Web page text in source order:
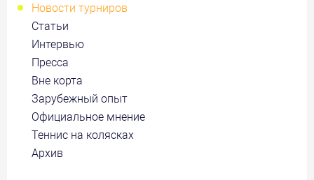
Новости турниров
Статьи
Интервью
Пресса
Вне корта
Зарубежный опыт
Официальное мнение
Теннис на колясках
Архив